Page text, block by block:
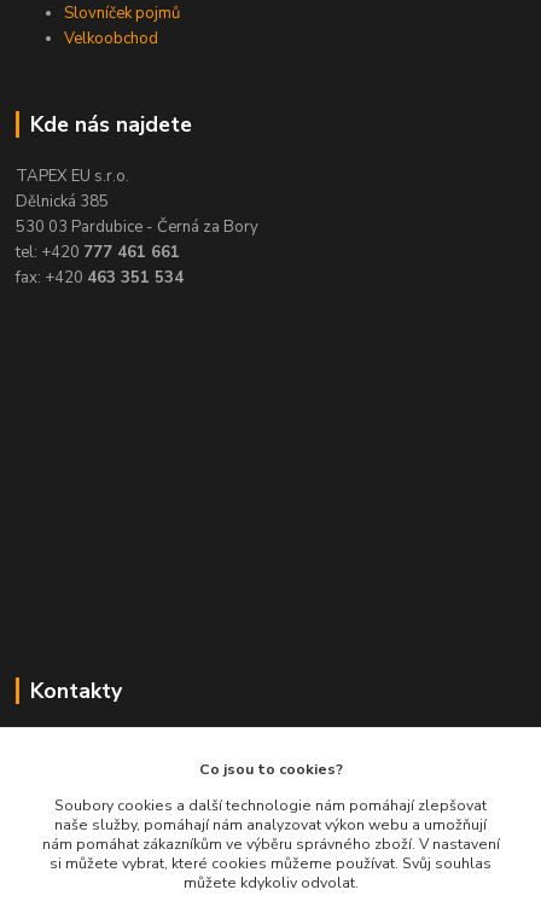
Slovníček pojmů
Velkoobchod
Kde nás najdete
TAPEX EU s.r.o.
Dělnická 385
530 03 Pardubice - Černá za Bory
tel: +420 777 461 661
fax: +420 463 351 534
Kontakty
+420 777 461 661
(Po-Pá, 8-16 hod.)
info@balimespolu.cz
Co jsou to cookies?
Soubory cookies a další technologie nám pomáhají zlepšovat
naše služby, pomáhají nám analyzovat výkon webu a umožňují
nám pomáhat zákazníkům ve výběru správného zboží. V nastavení
si můžete vybrat, které cookies můžeme používat. Svůj souhlas
můžete kdykoliv odvolat.